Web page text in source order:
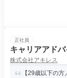
正社員
キャリアアド
株式会社アキレス
【29歳以下の